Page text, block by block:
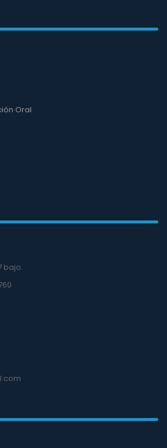
Oral
bajo.